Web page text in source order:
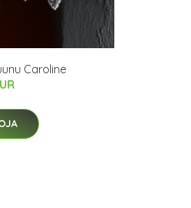
Caroline